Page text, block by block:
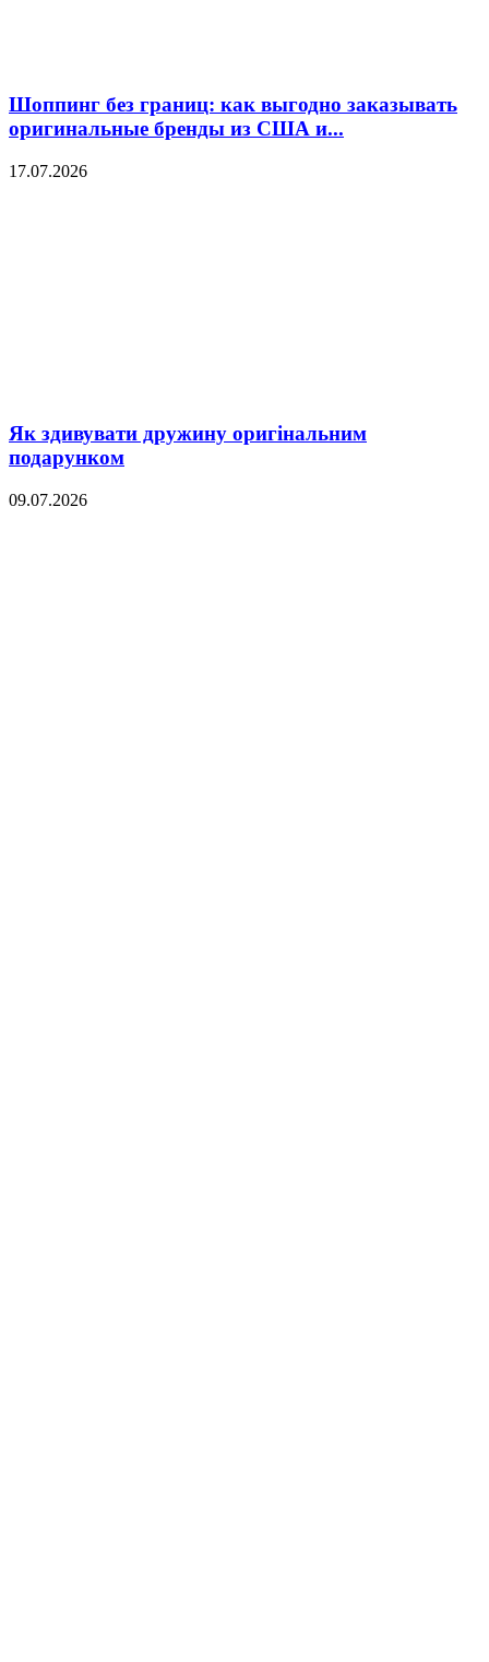
Шоппинг без границ: как выгодно заказывать
оригинальные бренды из США и...
17.07.2026
Як здивувати дружину оригінальним
подарунком
09.07.2026